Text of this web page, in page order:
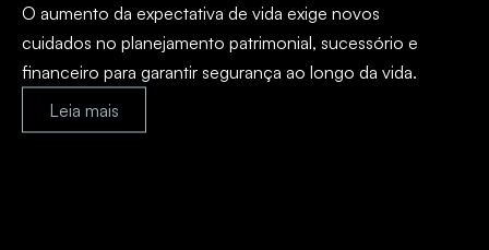
O aumento da expectativa de vida exige novos
cuidados no planejamento patrimonial, sucessório e
financeiro para garantir segurança ao longo da vida.
Leia mais